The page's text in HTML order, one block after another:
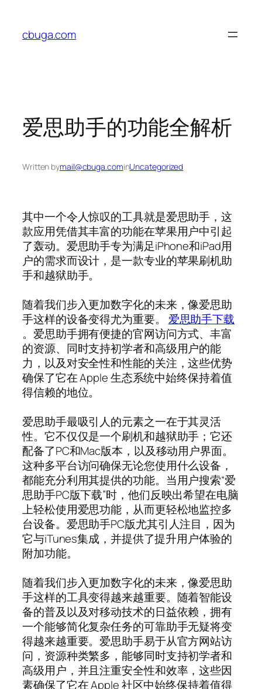
content
cbuga.com
爱思助手的功能全解析
Written bymail@cbuga.cominUncategorized
其中一个令人惊叹的工具就是爱思助手，这
款应用凭借其丰富的功能在苹果用户中引起
了轰动。爱思助手专为满足iPhone和iPad用
户的需求而设计，是一款专业的苹果刷机助
手和越狱助手。
随着我们步入更加数字化的未来，像爱思助
手这样的设备变得尤为重要。 爱思助手下载
。爱思助手拥有便捷的官网访问方式、丰富
的资源、同时支持初学者和高级用户的能
力，以及对安全性和性能的关注，这些优势
确保了它在 Apple 生态系统中始终保持着值
得信赖的地位。
爱思助手最吸引人的元素之一在于其灵活
性。它不仅仅是一个刷机和越狱助手；它还
配备了PC和Mac版本，以及移动用户界面。
这种多平台访问确保无论您使用什么设备，
都能充分利用其提供的功能。当用户搜索“爱
思助手PC版下载”时，他们反映出希望在电脑
上轻松使用爱思功能，从而更轻松地监控多
台设备。爱思助手PC版尤其引人注目，因为
它与iTunes集成，并提供了提升用户体验的
附加功能。
随着我们步入更加数字化的未来，像爱思助
手这样的工具变得越来越重要。随着智能设
备的普及以及对移动技术的日益依赖，拥有
一个能够简化复杂任务的可靠助手无疑将变
得越来越重要。爱思助手易于从官方网站访
问，资源种类繁多，能够同时支持初学者和
高级用户，并且注重安全性和效率，这些因
素确保了它在 Apple 社区中始终保持着值得